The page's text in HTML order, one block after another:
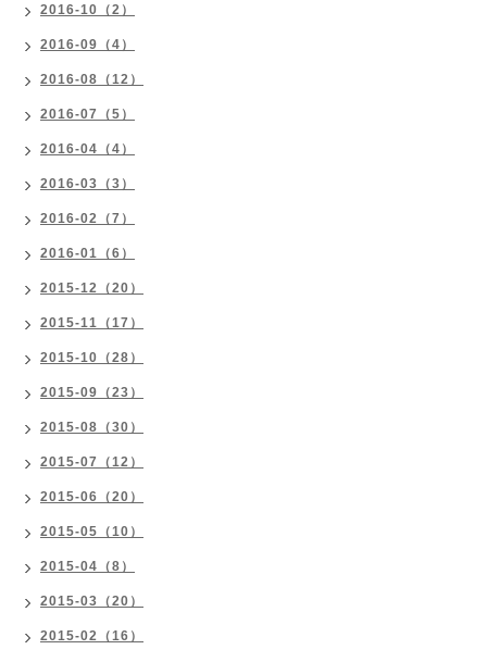
2016-10（2）
2016-09（4）
2016-08（12）
2016-07（5）
2016-04（4）
2016-03（3）
2016-02（7）
2016-01（6）
2015-12（20）
2015-11（17）
2015-10（28）
2015-09（23）
2015-08（30）
2015-07（12）
2015-06（20）
2015-05（10）
2015-04（8）
2015-03（20）
2015-02（16）